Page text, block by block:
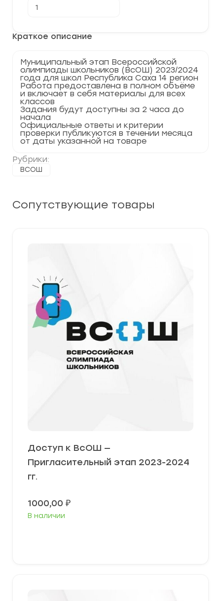
Краткое описание
Муниципальный этап Всероссийской
олимпиады школьников (ВсОШ) 2023/2024
года для школ Республика Саха 14 регион
Работа предоставлена в полном объёме
и включает в себя материалы для всех
классов
Задания будут доступны за 2 часа до
начала
Официальные ответы и критерии
проверки публикуются в течении месяца
от даты указанной на товаре
Рубрики:
ВСОШ
товара
Муниципальный
этап
культуре
2023-
2024
г.
Республика
Саха
14
регион
Сопутствующие товары
Доступ к ВсОШ —
Пригласительный этап 2023-2024
гг.
1000,00 ₽
В наличии